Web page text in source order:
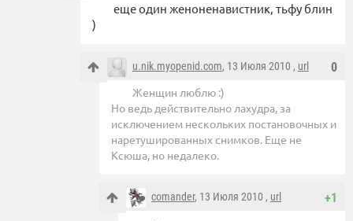
еще один женоненавистник, тьфу блин
)
0
u.nik.myopenid.com, 13 Июля 2010 , url
Женщин люблю :)
Но ведь действительно лахудра, за
исключением нескольких постановочных и
наретушированных снимков. Еще не
Ксюша, но недалеко.
+1
comander, 13 Июля 2010 , url